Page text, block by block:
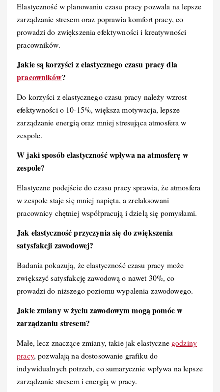
Elastyczność w planowaniu czasu pracy pozwala na lepsze
zarządzanie stresem oraz poprawia komfort pracy, co
prowadzi do zwiększenia efektywności i kreatywności
pracowników.
Jakie są korzyści z elastycznego czasu pracy dla
pracowników?
Do korzyści z elastycznego czasu pracy należy wzrost
efektywności o 10-15%, większa motywacja, lepsze
zarządzanie energią oraz mniej stresująca atmosfera w
zespole.
W jaki sposób elastyczność wpływa na atmosferę w
zespole?
Elastyczne podejście do czasu pracy sprawia, że atmosfera
w zespole staje się mniej napięta, a zrelaksowani
pracownicy chętniej współpracują i dzielą się pomysłami.
Jak elastyczność przyczynia się do zwiększenia
satysfakcji zawodowej?
Badania pokazują, że elastyczność czasu pracy może
zwiększyć satysfakcję zawodową o nawet 30%, co
prowadzi do niższego poziomu wypalenia zawodowego.
Jakie zmiany w życiu zawodowym mogą pomóc w
zarządzaniu stresem?
Małe, lecz znaczące zmiany, takie jak elastyczne godziny
pracy, pozwalają na dostosowanie grafiku do
indywidualnych potrzeb, co sumarycznie wpływa na lepsze
zarządzanie stresem i energią w pracy.